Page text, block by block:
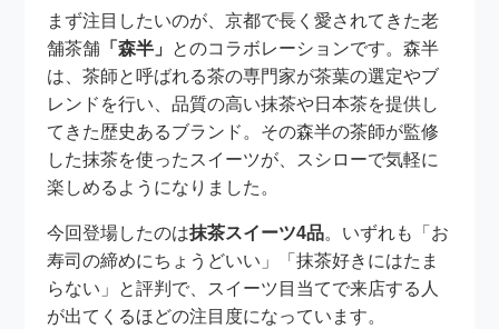
まず注目したいのが、京都で長く愛されてきた老
舗茶舗 「森半」 とのコラボレーションです。森半
は、茶師と呼ばれる茶の専門家が茶葉の選定やブ
レンドを行い、品質の高い抹茶や日本茶を提供し
てきた歴史あるブランド。その森半の茶師が監修
した抹茶を使ったスイーツが、スシローで気軽に
楽しめるようになりました。
今回登場したのは抹茶スイーツ4品。いずれも「お
寿司の締めにちょうどいい」「抹茶好きにはたま
らない」と評判で、スイーツ目当てで来店する人
が出てくるほどの注目度になっています。